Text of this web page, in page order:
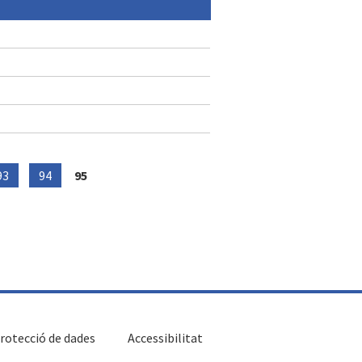
94 95
Accessibilitat
de dades